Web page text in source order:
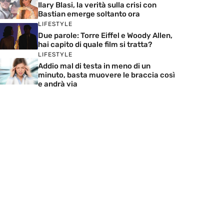
Ilary Blasi, la verità sulla crisi con
Bastian emerge soltanto ora
LIFESTYLE
Due parole: Torre Eiffel e Woody Allen,
hai capito di quale film si tratta?
LIFESTYLE
Addio mal di testa in meno di un
minuto, basta muovere le braccia così
e andrà via